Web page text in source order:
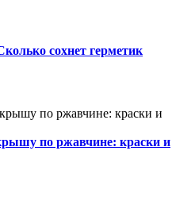
сохнет герметик
по ржавчине: краски и